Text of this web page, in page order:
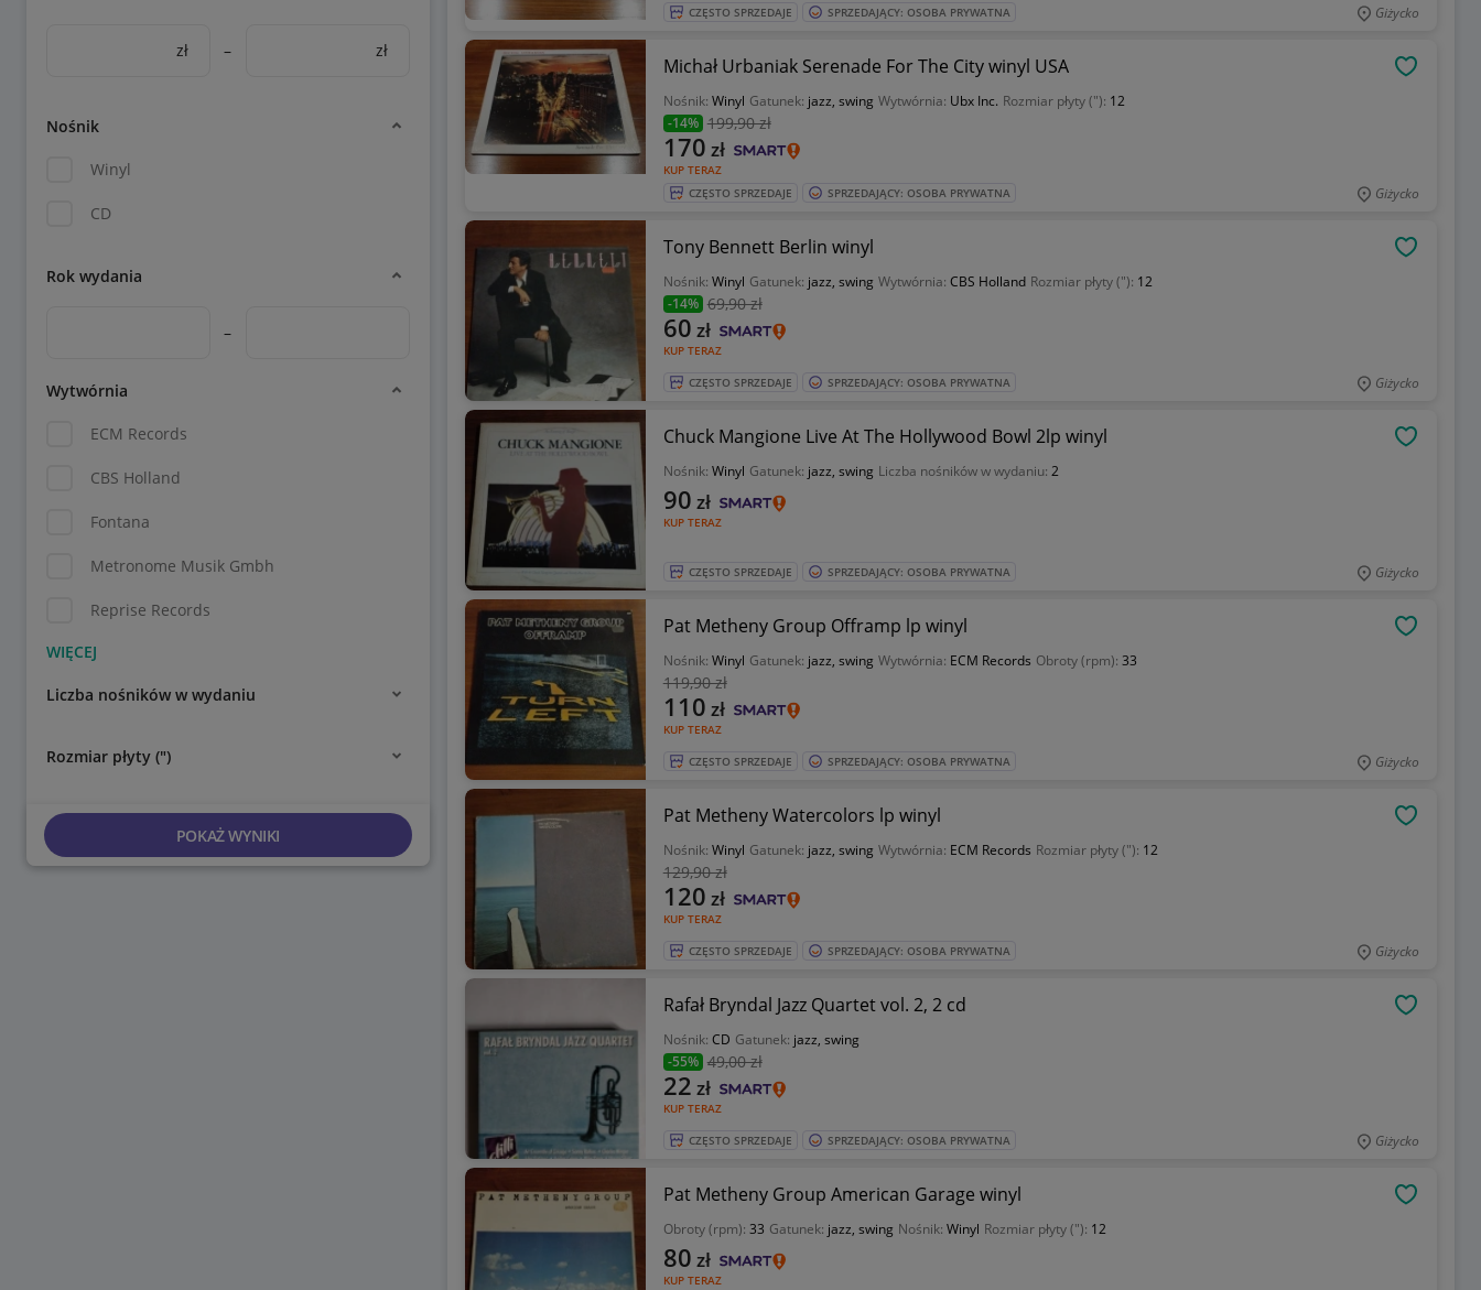
zł – zł
Nośnik
Winyl
CD
Rok wydania
–
Wytwórnia
ECM Records
CBS Holland
Fontana
Metronome Musik Gmbh
Reprise Records
Liczba nośników w wydaniu
Rozmiar płyty (")
POKAŻ WYNIKI
CZĘSTO SPRZEDAJE SPRZEDAJĄCY: OSOBA PRYWATNA Giżycko
Michał Urbaniak Serenade For The City winyl USA
Nośnik: Winyl Gatunek: jazz, swing Wytwórnia: Ubx Inc. Rozmiar płyty ("): 12
-14% 199,90 zł
KUP TERAZ
170 zł
CZĘSTO SPRZEDAJE SPRZEDAJĄCY: OSOBA PRYWATNA Giżycko
Tony Bennett Berlin winyl
Nośnik: Winyl Gatunek: jazz, swing Wytwórnia: CBS Holland Rozmiar płyty ("): 12
-14% 69,90 zł
KUP TERAZ
60 zł
CZĘSTO SPRZEDAJE SPRZEDAJĄCY: OSOBA PRYWATNA Giżycko
Chuck Mangione Live At The Hollywood Bowl 2lp winyl
Nośnik: Winyl Gatunek: jazz, swing Liczba nośników w wydaniu: 2
KUP TERAZ
90 zł
CZĘSTO SPRZEDAJE SPRZEDAJĄCY: OSOBA PRYWATNA Giżycko
Pat Metheny Group Offramp lp winyl
Nośnik: Winyl Gatunek: jazz, swing Wytwórnia: ECM Records Obroty (rpm): 33
119,90 zł
KUP TERAZ
110 zł
CZĘSTO SPRZEDAJE SPRZEDAJĄCY: OSOBA PRYWATNA Giżycko
Pat Metheny Watercolors lp winyl
Nośnik: Winyl Gatunek: jazz, swing Wytwórnia: ECM Records Rozmiar płyty ("): 12
129,90 zł
KUP TERAZ
120 zł
CZĘSTO SPRZEDAJE SPRZEDAJĄCY: OSOBA PRYWATNA Giżycko
Rafał Bryndal Jazz Quartet vol. 2, 2 cd
Nośnik: CD Gatunek: jazz, swing
-55% 49,00 zł
KUP TERAZ
22 zł
CZĘSTO SPRZEDAJE SPRZEDAJĄCY: OSOBA PRYWATNA Giżycko
Pat Metheny Group American Garage winyl
Obroty (rpm): 33 Gatunek: jazz, swing Nośnik: Winyl Rozmiar płyty ("): 12
KUP TERAZ
80 zł